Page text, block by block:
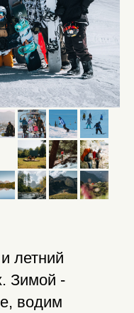
летний
Зимой -
водим